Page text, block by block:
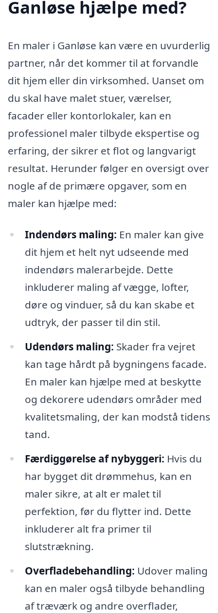
Ganløse hjælpe med?
En maler i Ganløse kan være en uvurderlig
partner, når det kommer til at forvandle
dit hjem eller din virksomhed. Uanset om
du skal have malet stuer, værelser,
facader eller kontorlokaler, kan en
professionel maler tilbyde ekspertise og
erfaring, der sikrer et flot og langvarigt
resultat. Herunder følger en oversigt over
nogle af de primære opgaver, som en
maler kan hjælpe med:
Indendørs maling: En maler kan give
dit hjem et helt nyt udseende med
indendørs malerarbejde. Dette
inkluderer maling af vægge, lofter,
døre og vinduer, så du kan skabe et
udtryk, der passer til din stil.
Udendørs maling: Skader fra vejret
kan tage hårdt på bygningens facade.
En maler kan hjælpe med at beskytte
og dekorere udendørs områder med
kvalitetsmaling, der kan modstå tidens
tand.
Færdiggørelse af nybyggeri: Hvis du
har bygget dit drømmehus, kan en
maler sikre, at alt er malet til
perfektion, før du flytter ind. Dette
inkluderer alt fra primer til
slutstrækning.
Overfladebehandling: Udover maling
kan en maler også tilbyde behandling
af træværk og andre overflader,